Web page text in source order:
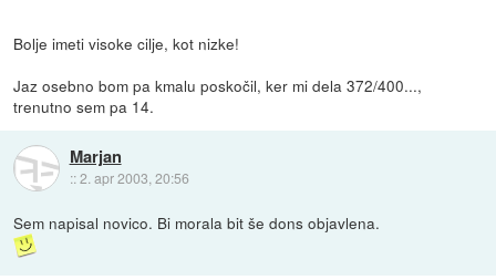
Bolje imeti visoke cilje, kot nizke!
Jaz osebno bom pa kmalu poskočil, ker mi dela 372/400...,
trenutno sem pa 14.
Marjan
::2. apr 2003, 20:56
Sem napisal novico. Bi morala bit še dons objavlena.